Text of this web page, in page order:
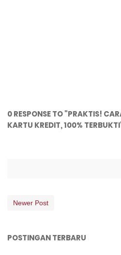
0 RESPONSE TO "PRAKTIS!
KARTU KREDIT, 100%
Newer Post
POSTINGAN TERBARU